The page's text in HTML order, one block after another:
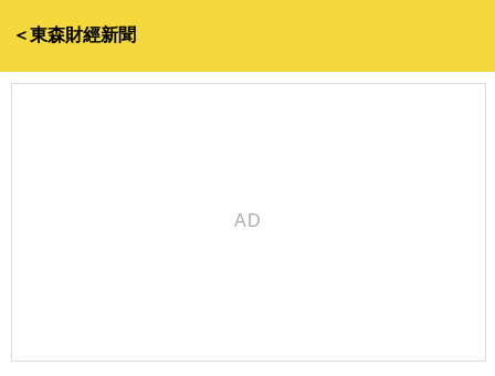
＜東森財經新聞